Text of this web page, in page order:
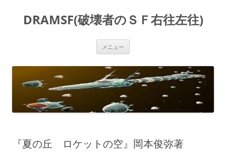
プ
DRAMSF(破壊者のＳＦ右往左往)
メニュー
『夏の丘 ロケットの空』岡本俊弥著